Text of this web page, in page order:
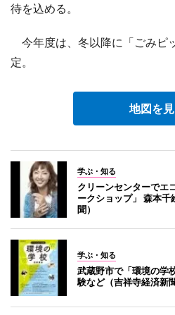
待を込める。
今年度は、冬以降に「ごみピ
定。
地図を
学ぶ・知る
クリーンセンターでエ
ークショップ」 森本
聞）
学ぶ・知る
武蔵野市で「環境の学
験など（吉祥寺経済新聞